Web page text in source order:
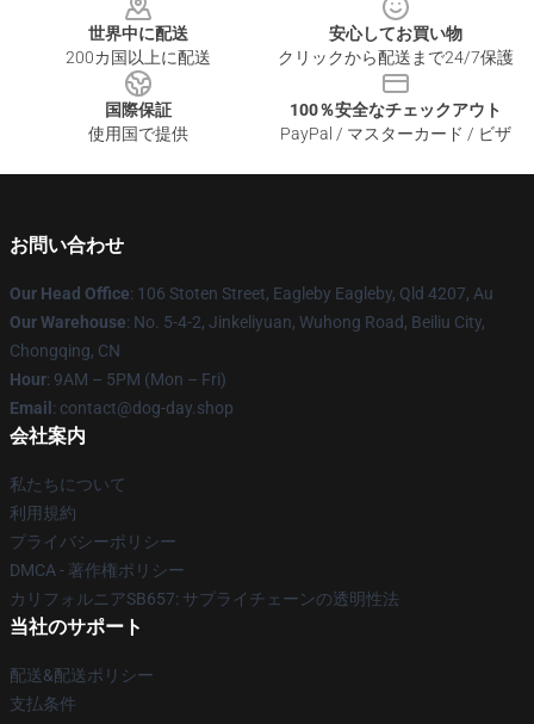
世界中に配送
200カ国以上に配送
安心してお買い物
クリックから配送まで24/7保護
国際保証
使用国で提供
100％安全なチェックアウト
PayPal / マスターカード / ビザ
お問い合わせ
Our Head Office: 106 Stoten Street, Eagleby Eagleby, Qld 4207, Au
Our Warehouse: No. 5-4-2, Jinkeliyuan, Wuhong Road, Beiliu City,
Chongqing, CN
Hour: 9AM – 5PM (Mon – Fri)
Email : contact@dog-day.shop
会社案内
私たちについて
利用規約
プライバシーポリシー
DMCA - 著作権ポリシー
カリフォルニアSB657: サプライチェーンの透明性法
当社のサポート
配送&配送ポリシー
支払条件